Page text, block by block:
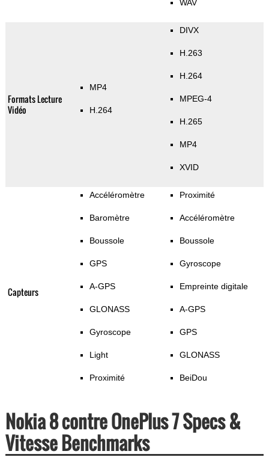
WAV
Formats Lecture
Vidéo
MP4
H.264
DIVX
H.263
H.264
MPEG-4
H.265
MP4
XVID
Capteurs
Accéléromètre
Baromètre
Boussole
GPS
A-GPS
GLONASS
Gyroscope
Light
Proximité
Proximité
Accéléromètre
Boussole
Gyroscope
Empreinte digitale
A-GPS
GPS
GLONASS
BeiDou
Nokia 8 contre OnePlus 7 Specs &
Vitesse Benchmarks